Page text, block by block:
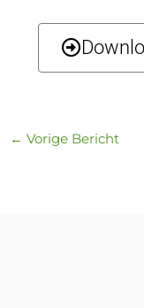
← Vorige Bericht